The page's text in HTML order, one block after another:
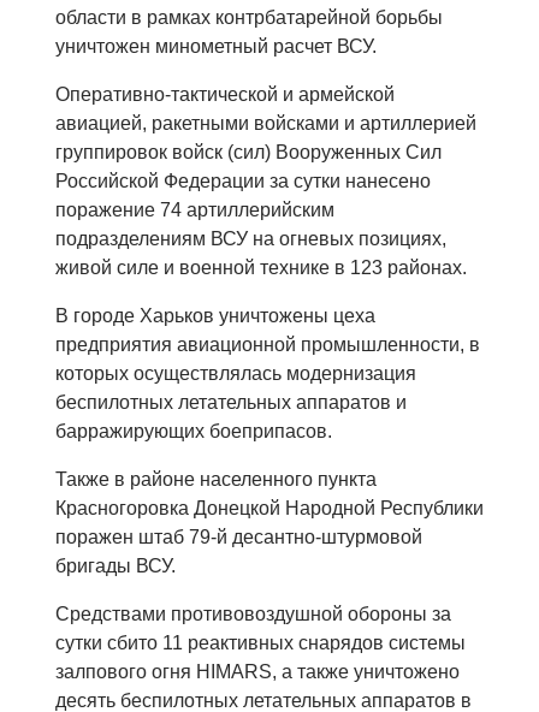
области в рамках контрбатарейной борьбы
уничтожен минометный расчет ВСУ.
Оперативно-тактической и армейской
авиацией, ракетными войсками и артиллерией
группировок войск (сил) Вооруженных Сил
Российской Федерации за сутки нанесено
поражение 74 артиллерийским
подразделениям ВСУ на огневых позициях,
живой силе и военной технике в 123 районах.
В городе Харьков уничтожены цеха
предприятия авиационной промышленности, в
которых осуществлялась модернизация
беспилотных летательных аппаратов и
барражирующих боеприпасов.
Также в районе населенного пункта
Красногоровка Донецкой Народной Республики
поражен штаб 79-й десантно-штурмовой
бригады ВСУ.
Средствами противовоздушной обороны за
сутки сбито 11 реактивных снарядов системы
залпового огня HIMARS, а также уничтожено
десять беспилотных летательных аппаратов в